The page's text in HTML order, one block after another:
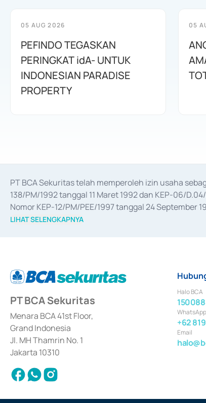
05 AUG 2026
PEFINDO TEGASKAN
PERINGKAT idA- UNTUK
INDONESIAN PARADISE
PROPERTY
05
PT BCA Sekuritas telah memperoleh izin usaha
138/PM/1992 tanggal 11 Maret 1992 dan KEP-06/
Nomor KEP-12/PM/PEE/1997 tanggal 24 September
merger, akuisisi, divestasi, dan
LIHAT SELENGKAPNYA
PT BCA Sekuritas
Menara BCA 41st Floor,
Grand Indonesia
Jl. MH Thamrin No. 1
Jakarta 10310
Halo BCA
WhatsApp
+62
Email